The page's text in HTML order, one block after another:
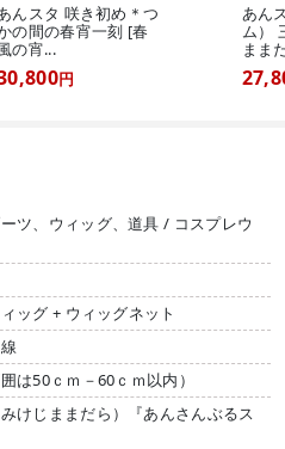
んスタ 咲き初め＊つ
の間の春宵一刻 [春
の宵...
円
あん
ム）
まま
ツ、ウィッグ、道具 / コスプレウ
ッグ + ウィッグネット
は50ｃｍ－60ｃｍ以内）
けじままだら）『あんさんぶるス